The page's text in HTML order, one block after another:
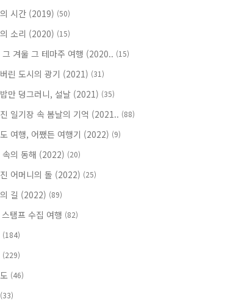
시간 (2019) (50)
소리 (2020) (15)
그 겨울 그 테마주 여행 (2020.. (15)
린 도시의 광기 (2021) (31)
만 덩그러니, 설날 (2021) (35)
일기장 속 봄날의 기억 (2021.. (88)
여행, 어쨌든 여행기 (2022) (9)
속의 동해 (2022) (20)
어머니의 돌 (2022) (25)
길 (2022) (89)
탬프 수집 여행 (82)
(184)
(229)
(46)
(33)